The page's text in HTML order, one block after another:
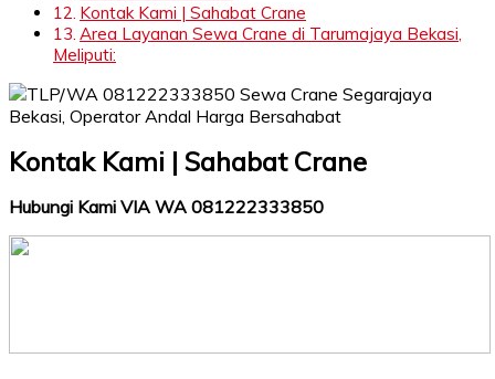
Kontak Kami | Sahabat Crane
Area Layanan Sewa Crane di Tarumajaya Bekasi,
Meliputi:
Kontak Kami | Sahabat Crane
Hubungi Kami VIA WA 081222333850